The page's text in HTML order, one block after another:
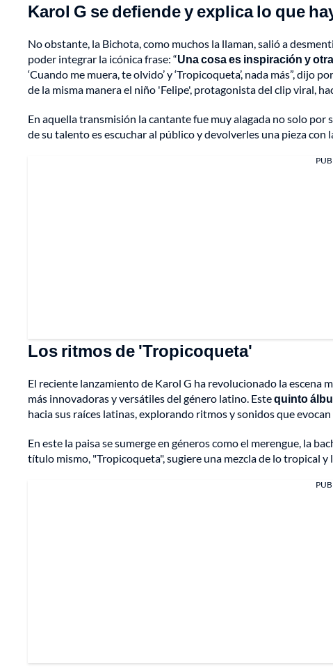
Karol G se defiende y explica lo que
No obstante, la Bichota, como muchos la llaman, salió a
poder integrar la icónica frase: “Una cosa es inspiración y
‘Cuando me muera, te olvido’ y ‘Tropicoqueta’, nada más”,
de la misma manera el niño 'Felipe', protagonista del clip viral,
En aquella transmisión la cantante fue muy alagada no solo
de su talento es escuchar al público y devolverles una pieza con
Los ritmos de 'Tropicoqueta'
El reciente lanzamiento de Karol G ha revolucionado la escena
más innovadoras y versátiles del género latino. Estequinto
hacia sus raíces latinas, explorando ritmos y sonidos que
En este la paisa se sumerge en géneros como el merengue, la
título mismo, "Tropicoqueta", sugiere una mezcla de lo tropical y